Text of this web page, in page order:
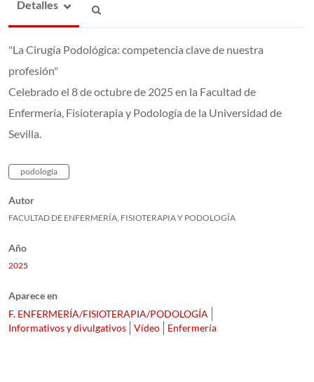
Detalles
"La Cirugía Podológica: competencia clave de nuestra
profesión"
Celebrado el 8 de octubre de 2025 en la Facultad de
Enfermería, Fisioterapia y Podología de la Universidad de
Sevilla.
podología
Autor
FACULTAD DE ENFERMERÍA, FISIOTERAPIA Y PODOLOGÍA
Año
2025
Aparece en
F. ENFERMERÍA/FISIOTERAPIA/PODOLOGÍA
Informativos y divulgativos
Vídeo Enfermería